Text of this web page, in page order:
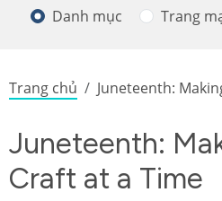
Danh mục Trang
Breadcrumb
Trang chủ Juneteenth:
Juneteenth:
Craft at a Time